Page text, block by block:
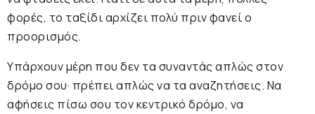
φορές, το ταξίδι αρχίζει πολύ πριν φανεί ο
προορισμός.
Υπάρχουν μέρη που δεν τα συναντάς απλώς στον
δρόμο σου· πρέπει απλώς να τα αναζητήσεις. Να
αφήσεις πίσω σου τον κεντρικό δρόμο, να